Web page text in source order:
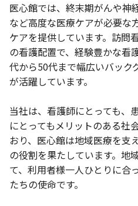
医心館では、終末期がんや神
など高度な医療ケアが必要な
ケアを提供しています。訪問
の看護配置で、経験豊かな看
代から50代まで幅広いバック
が活躍しています。
当社は、看護師にとっても、
にとってもメリットのある社
おり、医心館は地域医療を支
の役割を果たしています。地
て、利用者様一人ひとりに合
たちの使命です。